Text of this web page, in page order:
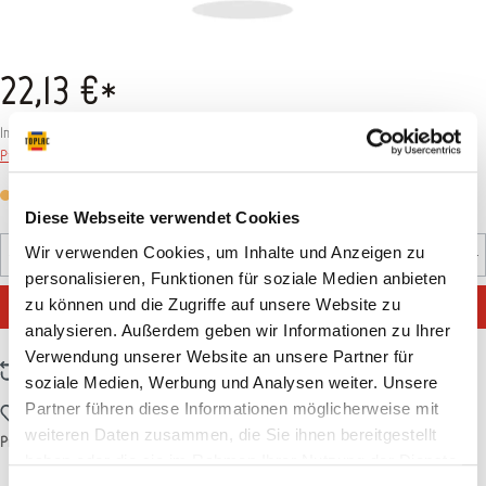
Diese Webseite verwendet Cookies
Wir verwenden Cookies, um Inhalte und Anzeigen zu
personalisieren, Funktionen für soziale Medien anbieten
zu können und die Zugriffe auf unsere Website zu
analysieren. Außerdem geben wir Informationen zu Ihrer
Verwendung unserer Website an unsere Partner für
soziale Medien, Werbung und Analysen weiter. Unsere
Partner führen diese Informationen möglicherweise mit
weiteren Daten zusammen, die Sie ihnen bereitgestellt
22,13 €*
Inhalt:1 Set
Preise inkl. MwSt. zzgl. Versandkosten
Produkt Anzahl: Gib den gewünschten Wert ein oder
IN DEN WARENKORB
Zum Vergleich hinzufügen
Zum Merkzettel hinzufügen
Produktnummer: T002616